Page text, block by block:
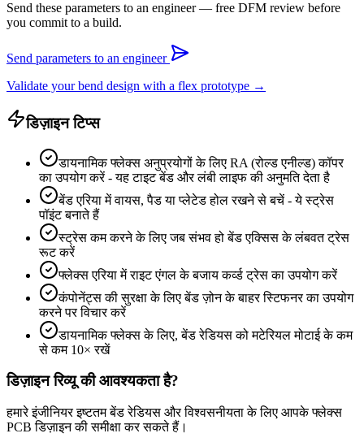
Send these parameters to an engineer — free DFM review before
you commit to a build.
Send parameters to an engineer
Validate your bend design with a flex prototype →
डिज़ाइन टिप्स
डायनामिक फ्लेक्स अनुप्रयोगों के लिए RA (रोल्ड एनील्ड) कॉपर
का उपयोग करें - यह टाइट बेंड और लंबी लाइफ की अनुमति देता है
बेंड एरिया में वायस, पैड या प्लेटेड होल रखने से बचें - ये स्ट्रेस
पॉइंट बनाते हैं
स्ट्रेस कम करने के लिए जब संभव हो बेंड एक्सिस के लंबवत ट्रेस
रूट करें
फ्लेक्स एरिया में राइट एंगल के बजाय कर्व्ड ट्रेस का उपयोग करें
कंपोनेंट्स की सुरक्षा के लिए बेंड ज़ोन के बाहर स्टिफनर का उपयोग
करने पर विचार करें
डायनामिक फ्लेक्स के लिए, बेंड रेडियस को मटेरियल मोटाई के कम
से कम 10× रखें
डिज़ाइन रिव्यू की आवश्यकता है?
हमारे इंजीनियर इष्टतम बेंड रेडियस और विश्वसनीयता के लिए आपके फ्लेक्स
PCB डिज़ाइन की समीक्षा कर सकते हैं।